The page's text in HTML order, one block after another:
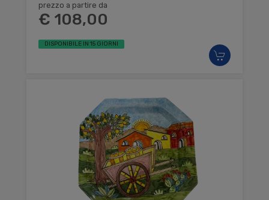
prezzo a partire da
€ 108,00
DISPONIBILE IN 15 GIORNI